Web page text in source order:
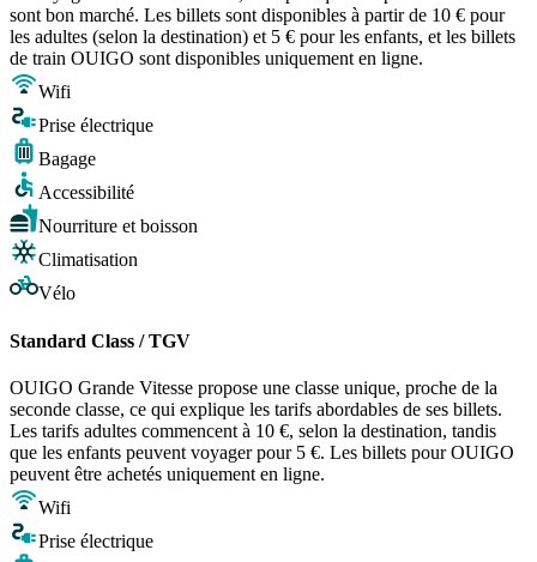
sont bon marché. Les billets sont disponibles à partir de 10 € pour
les adultes (selon la destination) et 5 € pour les enfants, et les billets
de train OUIGO sont disponibles uniquement en ligne.
Wifi
Prise électrique
Bagage
Accessibilité
Nourriture et boisson
Climatisation
Vélo
Standard Class / TGV
OUIGO Grande Vitesse propose une classe unique, proche de la
seconde classe, ce qui explique les tarifs abordables de ses billets.
Les tarifs adultes commencent à 10 €, selon la destination, tandis
que les enfants peuvent voyager pour 5 €. Les billets pour OUIGO
peuvent être achetés uniquement en ligne.
Wifi
Prise électrique